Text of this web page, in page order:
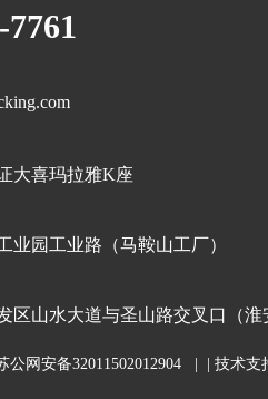
7761
大喜玛拉雅K座
业园工业路（马鞍山工厂）
区山水大道与圣山路交叉口（淮
公网安备32011502012904 | | 技术支